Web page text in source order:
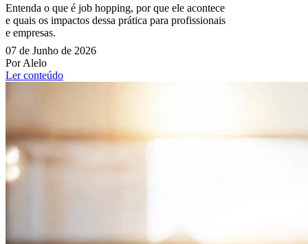
Entenda o que é job hopping, por que ele acontece
e quais os impactos dessa prática para profissionais
e empresas.
07 de Junho de 2026
Por Alelo
Ler conteúdo